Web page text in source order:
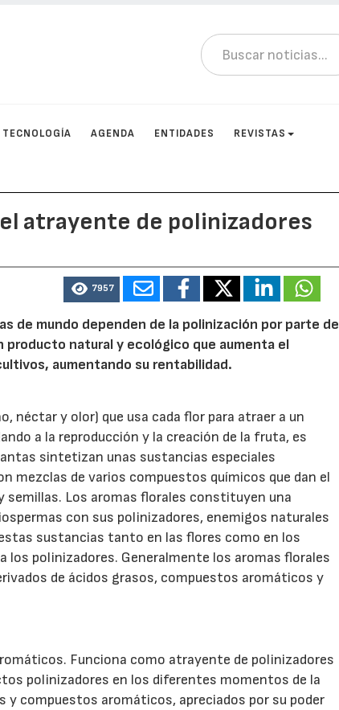
TECNOLOGÍA AGENDA ENTIDADES REVISTAS
atrayente de polinizadores
7957
de mundo dependen de la polinización por parte de
producto natural y ecológico que aumenta el
aumentando su rentabilidad.
néctar y olor) que usa cada flor para atraer a un
a la reproducción y la creación de la fruta, es
sintetizan unas sustancias especiales
mezclas de varios compuestos químicos que dan el
Los aromas florales constituyen una
con sus polinizadores, enemigos naturales
sustancias tanto en las flores como en los
polinizadores. Generalmente los aromas florales
de ácidos grasos, compuestos aromáticos y
Funciona como atrayente de polinizadores
polinizadores en los diferentes momentos de la
compuestos aromáticos, apreciados por su poder